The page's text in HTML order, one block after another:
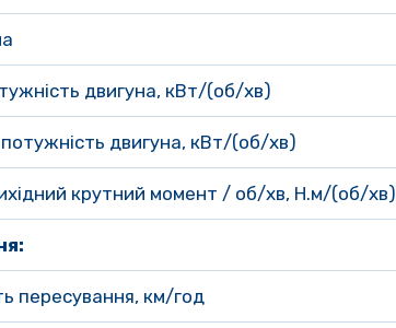
двигуна, кВт/(об/хв)
двигуна, кВт/(об/хв)
крутний момент / об/хв, Н.м/(об/хв)
пересування, км/год